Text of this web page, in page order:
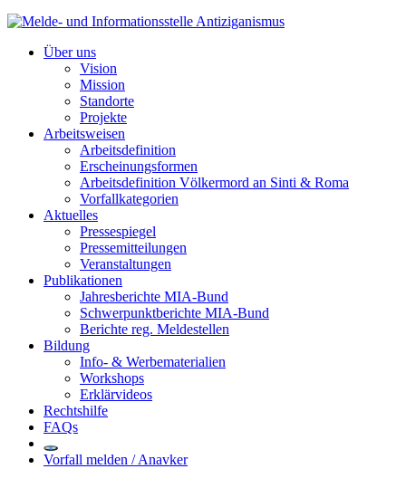
Über uns
Vision
Mission
Standorte
Projekte
Arbeitsweisen
Arbeitsdefinition
Erscheinungsformen
Arbeitsdefinition Völkermord an Sinti & Roma
Vorfallkategorien
Aktuelles
Pressespiegel
Pressemitteilungen
Veranstaltungen
Publikationen
Jahresberichte MIA-Bund
Schwerpunktberichte MIA-Bund
Berichte reg. Meldestellen
Bildung
Info- & Werbematerialien
Workshops
Erklärvideos
Rechtshilfe
FAQs
Vorfall melden / Anavker